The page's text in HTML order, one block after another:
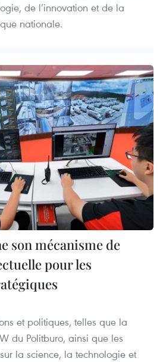
de l’innovation et de la
nationale.
son mécanisme de
pour les
et politiques, telles que la
du Politburo, ainsi que les
la science, la technologie et